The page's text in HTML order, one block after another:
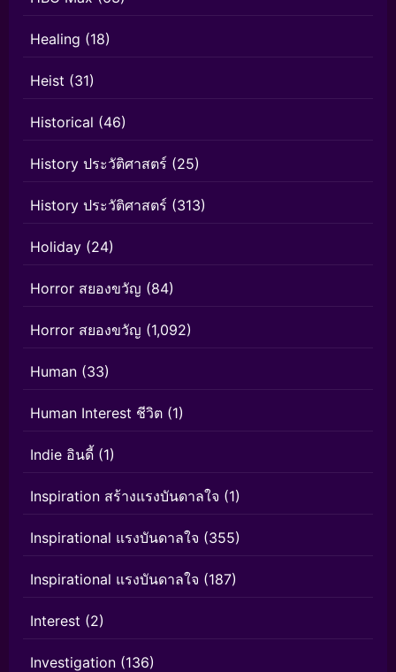
Healing (18)
Heist (31)
Historical (46)
History ประวัติศาสตร์ (25)
History ประวัติศาสตร์ (313)
Holiday (24)
Horror สยองขวัญ (84)
Horror สยองขวัญ (1,092)
Human (33)
Human Interest ชีวิต (1)
Indie อินดี้ (1)
Inspiration สร้างแรงบันดาลใจ (1)
Inspirational แรงบันดาลใจ (355)
Inspirational แรงบันดาลใจ (187)
Interest (2)
Investigation (136)